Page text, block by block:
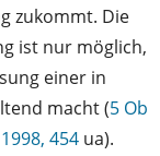
zukommt. Die
ist nur möglich,
einer in
macht (5 Ob
454 ua).